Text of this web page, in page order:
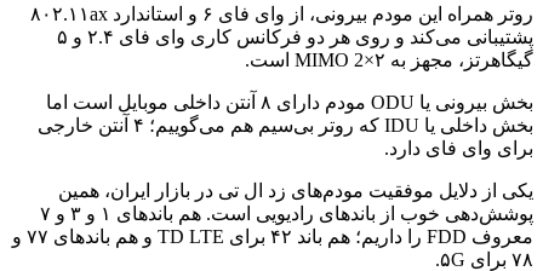
روتر همراه این مودم بیرونی، از وای فای ۶ و استاندارد ۸۰۲.۱۱ax
پشتیبانی می‌کند و روی هر دو فرکانس کاری وای فای ۲.۴ و ۵
گیگاهرتز، مجهز به MIMO 2×۲ است.
بخش بیرونی یا ODU مودم دارای ۸ آنتن داخلی موبایل است اما
بخش داخلی یا IDU که روتر بی‌سیم هم می‌گوییم؛ ۴ آنتن خارجی
برای وای فای دارد.
یکی از دلایل موفقیت مودم‌های زد ال تی در بازار ایران، همین
پوشش‌دهی خوب از باندهای رادیویی است. هم باندهای ۱ و ۳ و ۷
معروف FDD را داریم؛ هم باند ۴۲ برای TD LTE و هم باندهای ۷۷ و
۷۸ برای ۵G.